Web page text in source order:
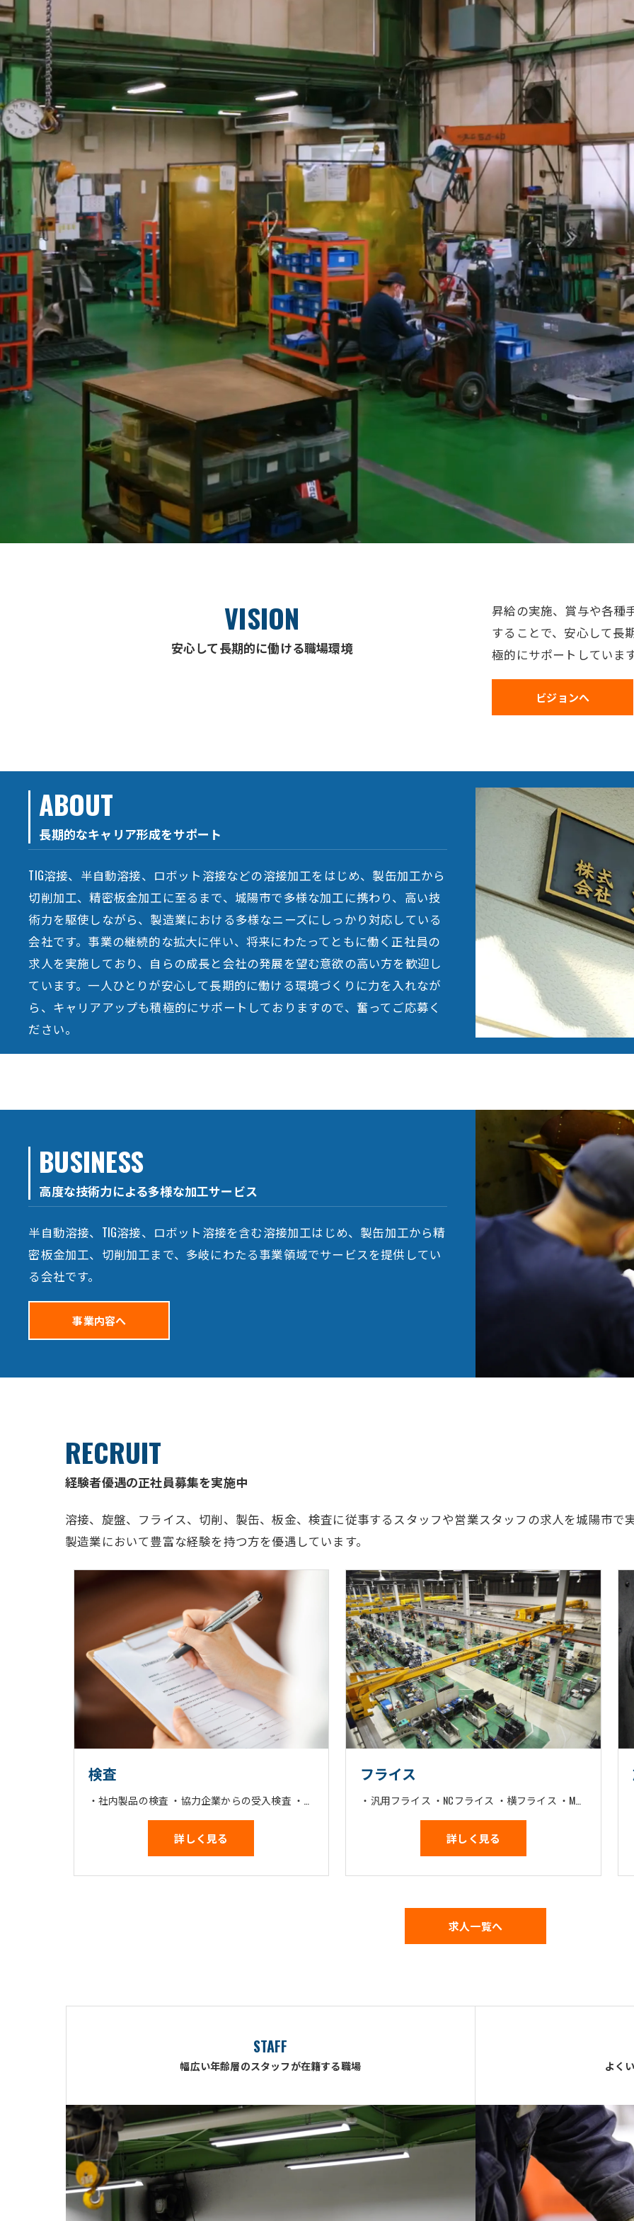
安心して長期的に働ける職場環境
VISION
昇給の実施、賞与や各種
することで、安心して長
極的にサポートしていま
ビジョンへ
ABOUT
長期的なキャリア形成をサポート
TIG溶接、半自動溶接、ロボット溶接などの溶接加工をはじめ、製缶加工から
切削加工、精密板金加工に至るまで、城陽市で多様な加工に携わり、高い技
術力を駆使しながら、製造業における多様なニーズにしっかり対応している
会社です。事業の継続的な拡大に伴い、将来にわたってともに働く正社員の
求人を実施しており、自らの成長と会社の発展を望む意欲の高い方を歓迎し
ています。一人ひとりが安心して長期的に働ける環境づくりに力を入れなが
ら、キャリアアップも積極的にサポートしておりますので、奮ってご応募く
ださい。
BUSINESS
高度な技術力による多様な加工サービス
半自動溶接、TIG溶接、ロボット溶接を含む溶接加工はじめ、製缶加工から精
密板金加工、切削加工まで、多岐にわたる事業領域でサービスを提供してい
る会社です。
事業内容へ
経験者優遇の正社員募集を実施中
RECRUIT
溶接、旋盤、フライス、切削、製缶、板金、検査に従事するスタッフや営業スタッフの求人を城陽市で
製造業において豊富な経験を持つ方を優遇しています。
検査
詳しく見る
フライス
詳しく見る
求人一覧へ
STAFF
幅広い年齢層のスタッフが在籍する職場 よく